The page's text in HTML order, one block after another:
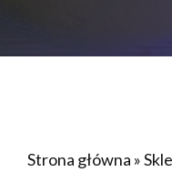
Strona główna »